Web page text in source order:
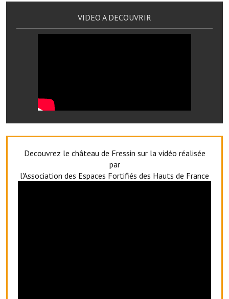
Réserver une salle
Salle Georges Delépine
Village culturel
La société musicale de l'Avenir Fressinois
VIDEO A DECOUVRIR
Decouvrez le château de Fressin sur la vidéo réalisée
par
l'Association des Espaces Fortifiés des Hauts de France